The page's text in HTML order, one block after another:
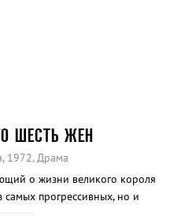
ШЕСТЬ ЖЕН
1972, Драма
о жизни великого короля
прогрессивных, но и